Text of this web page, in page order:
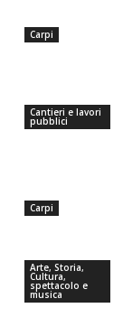
Carpi
Cantieri e lavori
pubblici
Carpi
Arte, Storia,
Cultura,
spettacolo e
musica